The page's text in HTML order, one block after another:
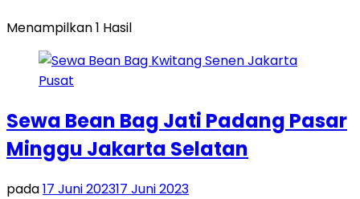
Menampilkan 1 Hasil
Sewa Bean Bag Jati Padang Pasar
Minggu Jakarta Selatan
pada17 Juni 202317 Juni 2023